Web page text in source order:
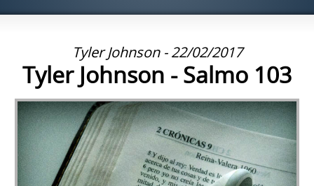
Tyler Johnson - 22/02/2017
Tyler Johnson - Salmo 103